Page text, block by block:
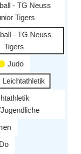
- TG Neuss
Tigers
- TG Neuss
Tigers
Judo
Leichtathletik